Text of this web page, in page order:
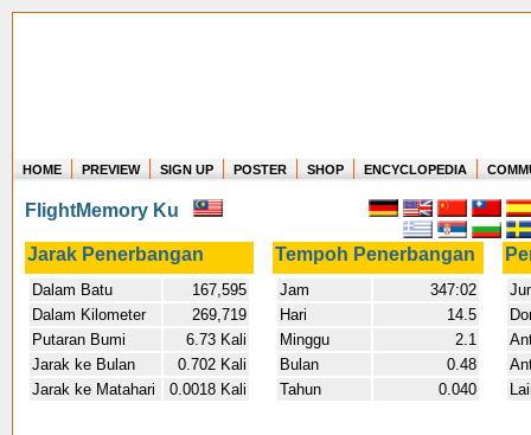
Where in the world have you flown?
How long have you been in the air?
Create your own FlightMemory and see!
HOME PREVIEW SIGN UP POSTER SHOP ENCYCLOPEDIA
FlightMemory Ku
Jarak Penerbangan Tempoh Penerbangan
Dalam Batu
167,595
Dalam Kilometer
269,719
Putaran Bumi
6.73 Kali
Jarak ke Bulan
0.702 Kali
Jarak ke Matahari
0.0018 Kali
Jam
347:02
Hari
14.5
Minggu
2.1
Bulan
0.48
Tahun
0.040